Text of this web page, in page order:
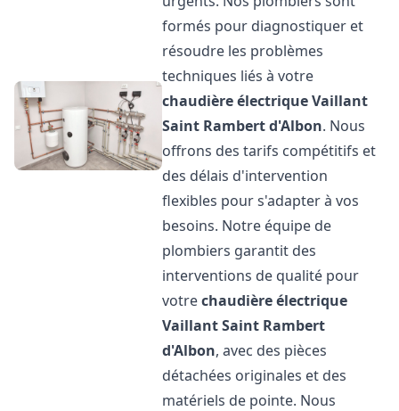
formés pour diagnostiquer et
résoudre les problèmes
techniques liés à votre
chaudière électrique Vaillant
Saint Rambert d'Albon. Nous
offrons des tarifs compétitifs et
des délais d'intervention
flexibles pour s'adapter à vos
besoins. Notre équipe de
plombiers garantit des
interventions de qualité pour
votrechaudière électrique
VaillantSaint Rambert
d'Albon, avec des pièces
détachées originales et des
matériels de pointe. Nous